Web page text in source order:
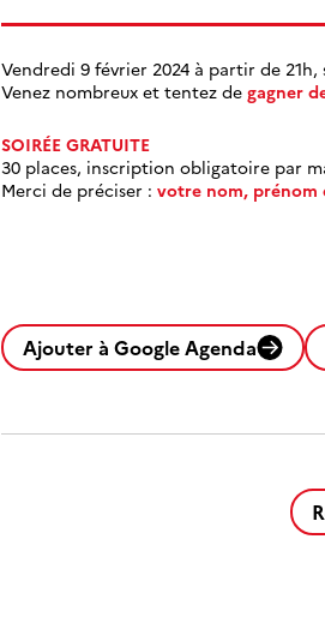
Vendredi 9 février 2024 à partir de
Venez nombreux et tentez de gagner
SOIRÉE GRATUITE
30 places, inscription obligatoire par
Merci de préciser : votre nom, prénom
Ajouter à Google Agenda